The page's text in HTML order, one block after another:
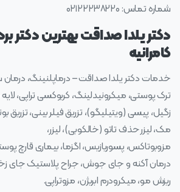
شماره تماس: ۰۲۱۲۲۲۳۸۲۲۰
دکتر یلدا صداقت بهترین دکتر
کامرانیه
خدمات دکتر یلدا صداقت – درماپلنینگ،
ترک پوستی، میکرونیدلینگ، کربوکسی تراپی،
زگیل، پیسی (ویتیلیگو)، تزریق فیلر بینی، تزریق
مک، لیزر حذف تاتو (خالکوبی)، لیزر،
مزوبوتاکس، پسوریازیس، اگزما، بیماری قارچ
درمان آکنه و جای جوش، جراح پلاستیک جای
ریزش مو، میکرودرم ابریژن، مزوتراپی.